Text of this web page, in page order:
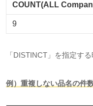
COUNT(ALL
9
「 DISTINCT 」を指定す
例）重複しない品名の件